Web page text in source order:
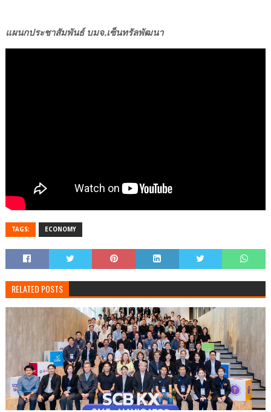
แผนกประชาสัมพันธ์ บมจ.เซ็นทรัลพัฒนา
TAGS: ECONOMY
RELATED POSTS